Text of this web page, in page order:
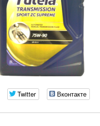
Twitter Вконтакте